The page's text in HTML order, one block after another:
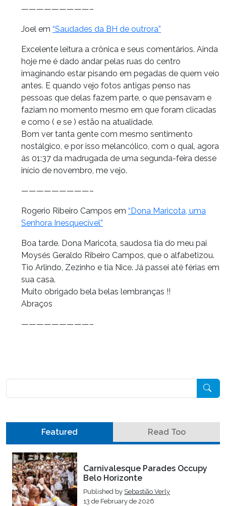
—————————–
Joel em “Saudades da BH de outrora”
Excelente leitura a crônica e seus comentários. Ainda
hoje me é dado andar pelas ruas do centro
imaginando estar pisando em pegadas de quem veio
antes. E quando vejo fotos antigas penso nas
pessoas que delas fazem parte, o que pensavam e
faziam no momento mesmo em que foram clicadas
e como ( e se ) estão na atualidade.
Bom ver tanta gente com mesmo sentimento
nostálgico, e por isso melancólico, com o qual, agora
ás 01:37 da madrugada de uma segunda-feira desse
início de novembro, me vejo.
—————————–
Rogerio Ribeiro Campos em “Dona Maricota, uma
Senhora Inesquecível”
Boa tarde. Dona Maricota, saudosa tia do meu pai
Moysés Geraldo Ribeiro Campos, que o alfabetizou.
Tio Arlindo, Zezinho e tia Nice. Já passei até férias em
sua casa.
Muito obrigado bela belas lembranças !!
Abraços
—————————–
Featured Read Too
Carnivalesque Parades Occupy
Belo Horizonte
Published by Sebastião Verly
13 de February de 2026